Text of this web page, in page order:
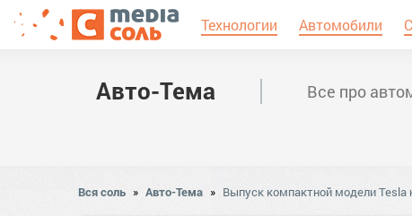
Технологии Автомобили
Авто-Тема Все про
Вся соль » Авто-Тема » Выпуск компактной модели Tesla